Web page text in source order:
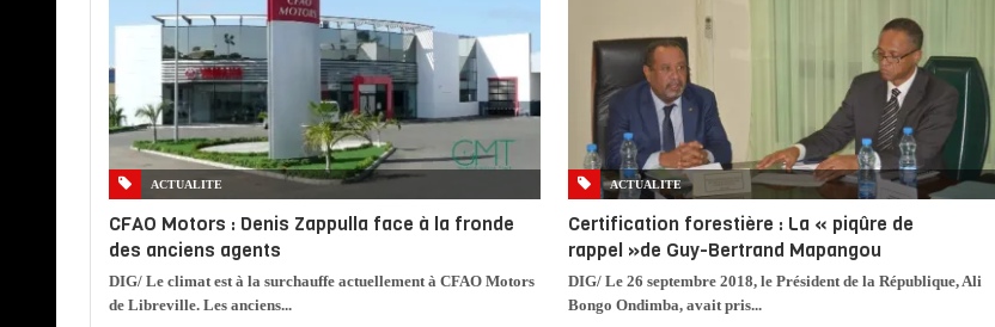
ACTUALITE
CFAO Motors : Denis Zappulla face à la fronde
des anciens agents
DIG/ Le climat est à la surchauffe actuellement à CFAO Motors
de Libreville. Les anciens...
ACTUALITE
Certification forestière : La « piqûre de
rappel »de Guy-Bertrand Mapangou
DIG/ Le 26 septembre 2018, le Président de la République, Ali
Bongo Ondimba, avait pris...